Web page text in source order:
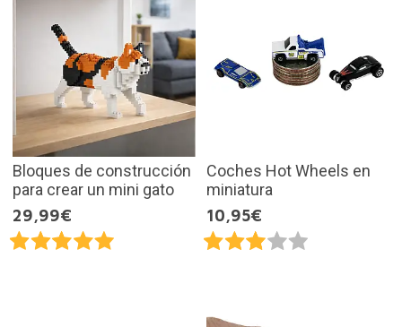
Bloques de construcción
para crear un mini gato
29,99€
Coches Hot Wheels en
miniatura
10,95€